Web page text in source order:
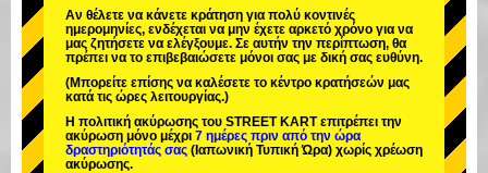
Αν θέλετε να κάνετε κράτηση για πολύ κοντινές
ημερομηνίες, ενδέχεται να μην έχετε αρκετό χρόνο για να
μας ζητήσετε να ελέγξουμε. Σε αυτήν την περίπτωση, θα
πρέπει να το επιβεβαιώσετε μόνοι σας με δική σας ευθύνη.
(Μπορείτε επίσης να καλέσετε το κέντρο κρατήσεών μας
κατά τις ώρες λειτουργίας.)
Η πολιτική ακύρωσης του STREET KART επιτρέπει την
ακύρωση μόνο μέχρι 7 ημέρες πριν από την ώρα
δραστηριότητάς σας (Ιαπωνική Τυπική Ώρα) χωρίς χρέωση
ακύρωσης.